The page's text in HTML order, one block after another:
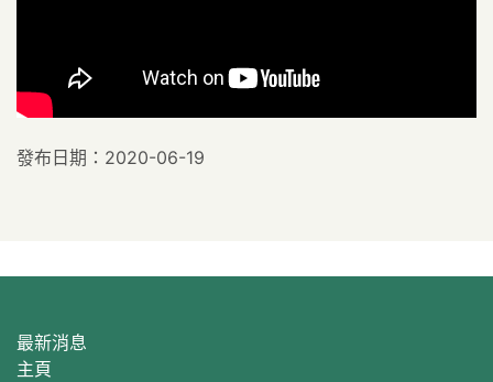
發布日期：2020-06-19
最新消息
主頁